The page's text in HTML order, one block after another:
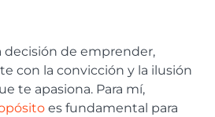
decisión de emprender,
con la convicción y la ilusión
te apasiona. Para mí,
es fundamental para